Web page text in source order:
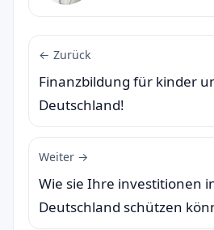
← Zurück
Finanzbildung für kinder
Deutschland!
Weiter →
Wie sie Ihre investitionen
Deutschland schützen